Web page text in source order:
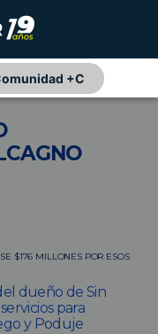
+C
$176 MILLONES POR ESOS
dueño de Sin
para
y Poduje